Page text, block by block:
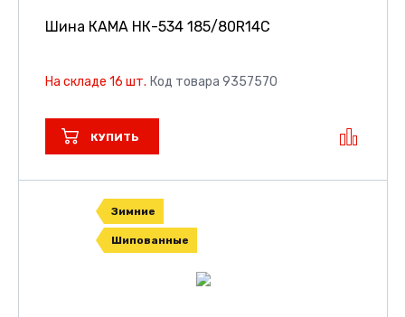
Шина КАМА НК-534 185/80R14C
На складе 16 шт. Код товара 9357570
КУПИТЬ
Зимние
Шипованные